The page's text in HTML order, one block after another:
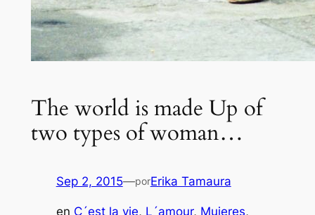
The world is made Up of
two types of woman…
Sep 2, 2015—porErika Tamaura
en C´est la vie, L´amour, Mujeres